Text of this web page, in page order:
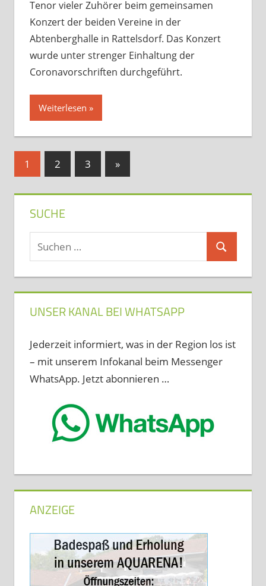
Tenor vieler Zuhörer beim gemeinsamen
Konzert der beiden Vereine in der
Abtenberghalle in Rattelsdorf. Das Konzert
wurde unter strenger Einhaltung der
Coronavorschriften durchgeführt.
Weiterlesen
Seitennummerierung
Beiträge
1 2 3
Nächste
Beiträge
»
SUCHE
Suchen
nach:
Suchen
UNSER KANAL BEI WHATSAPP
Jederzeit informiert, was in der Region los ist
– mit unserem Infokanal beim Messenger
WhatsApp. Jetzt abonnieren …
ANZEIGE